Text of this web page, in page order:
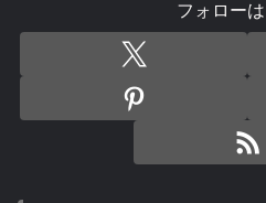
フォロー